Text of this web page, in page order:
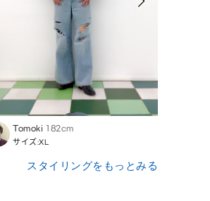
Tomoki 182cm
サイズ:XL
スタイリングをもっとみる